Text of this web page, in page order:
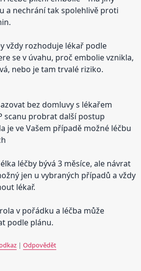
a nechrání tak spolehlivě proti
vždy rozhoduje lékař podle
se v úvahu, proč embolie vznikla,
nebo je tam trvalé riziko.
bez domluvy s lékařem
scanu probrat další postup
je ve Vašem případě možné léčbu
léčby bývá 3 měsíce, ale návrat
jen u vybraných případů a vždy
lékař.
v pořádku a léčba může
podle plánu.
|Odpovědět